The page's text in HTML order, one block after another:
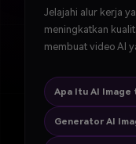
Jelajahi alur kerja
meningkatkan
membuat video AI
Apa Itu AI Image
Generator AI